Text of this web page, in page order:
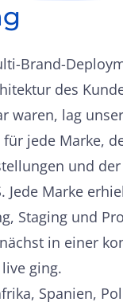
Brand-
des
waren, lag
jede Marke,
und
Jede Marke
Staging und
in einer
ging.
Spanien,